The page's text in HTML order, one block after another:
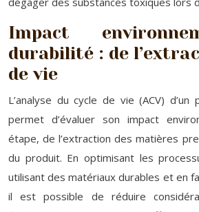
Impact
durabilité : de
de vie
L’analyse du cycle de vie (ACV)
permet d’évaluer son impact
étape, de l’extraction des matières
du produit. En optimisant les
utilisant des matériaux durables et en
il est possible de réduire